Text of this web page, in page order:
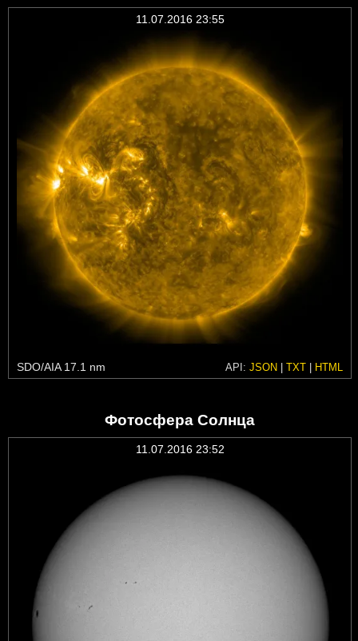
11.07.2016 23:55
SDO/AIA 17.1 nm API: JSON | TXT | HTML
Фотосфера Солнца
11.07.2016 23:52